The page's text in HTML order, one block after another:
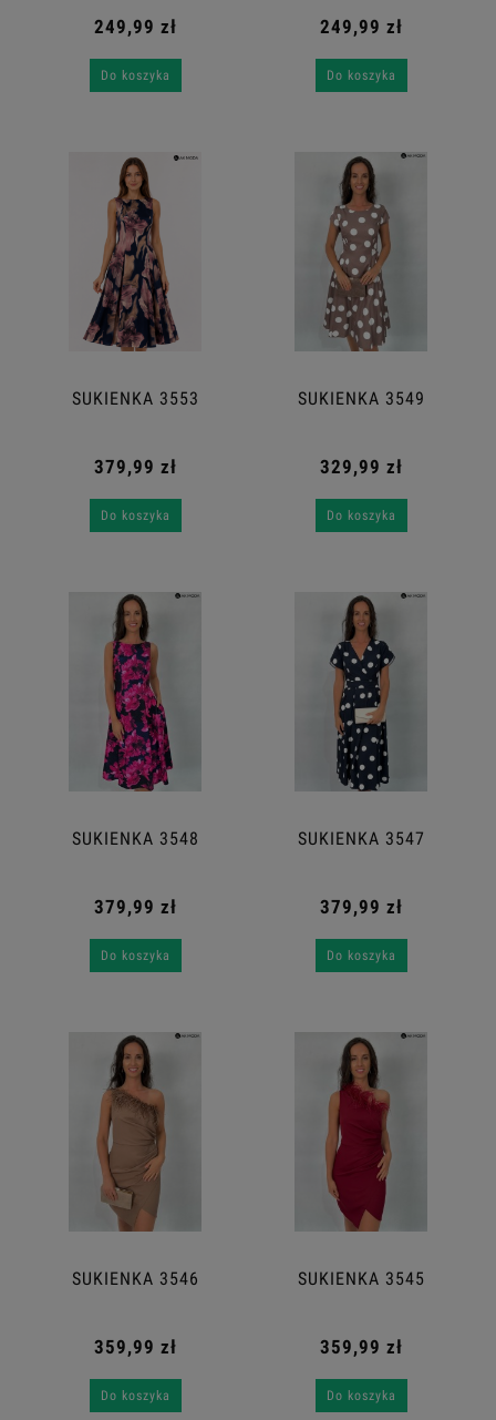
249,99 zł
Do koszyka
249,99 zł
Do koszyka
SUKIENKA 3553
379,99 zł
Do koszyka
SUKIENKA 3549
329,99 zł
Do koszyka
SUKIENKA 3548
379,99 zł
Do koszyka
SUKIENKA 3547
379,99 zł
Do koszyka
SUKIENKA 3546
359,99 zł
Do koszyka
SUKIENKA 3545
359,99 zł
Do koszyka